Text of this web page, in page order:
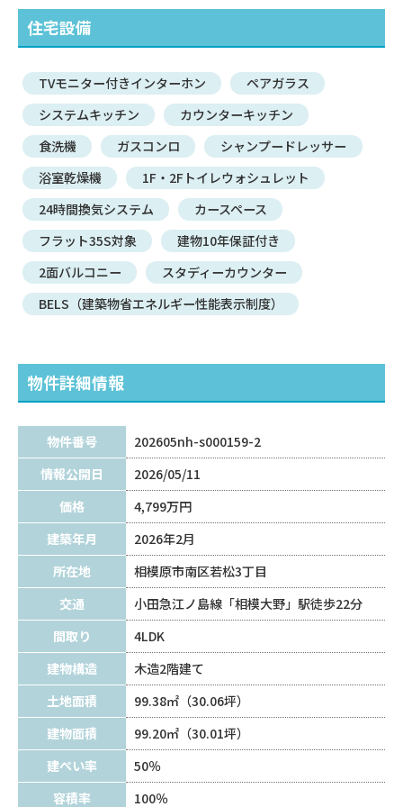
住宅設備
TVモニター付きインターホン
ペアガラス
システムキッチン
カウンターキッチン
食洗機
ガスコンロ
シャンプードレッサー
浴室乾燥機
1F・2Fトイレウォシュレット
24時間換気システム
カースペース
フラット35S対象
建物10年保証付き
2面バルコニー
スタディーカウンター
BELS（建築物省エネルギー性能表示制度）
物件詳細情報
物件番号
202605nh-s000159-2
情報公開日
2026/05/11
価格
4,799万円
建築年月
2026年2月
所在地
相模原市南区若松3丁目
交通
小田急江ノ島線「相模大野」駅徒歩22分
間取り
4LDK
建物構造
木造2階建て
土地面積
99.38㎡（30.06坪）
建物面積
99.20㎡（30.01坪）
建ぺい率
50％
容積率
100％